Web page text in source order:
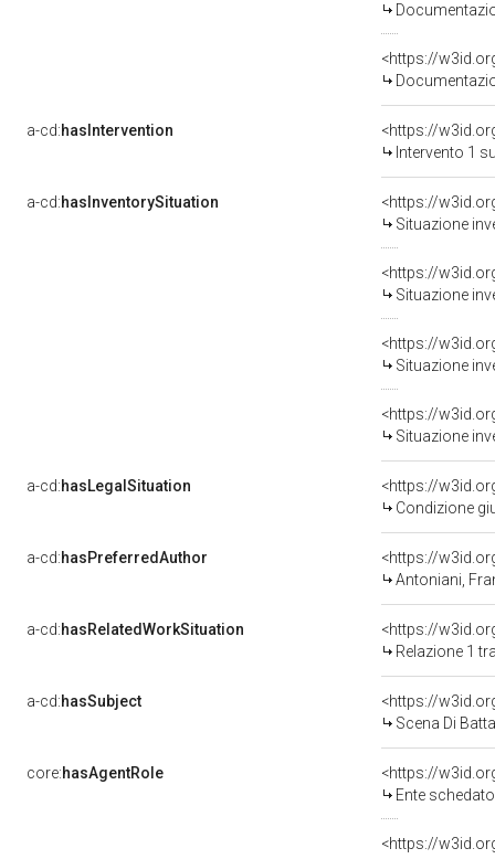
a-cd:hasIntervention
<https://
Intervento 1
a-cd:hasInventorySituation
<https://
Situazione
<https://
Situazione
<https://
Situazione
<https://
Situazione
a-cd:hasLegalSituation
<https://
Condizione
a-cd:hasPreferredAuthor
<https://
Antoniani,
a-cd:hasRelatedWorkSituation
Relazione 1
a-cd:hasSubject
<https://
Scena Di
core:hasAgentRole
<https://
Ente schedatore del
<https://